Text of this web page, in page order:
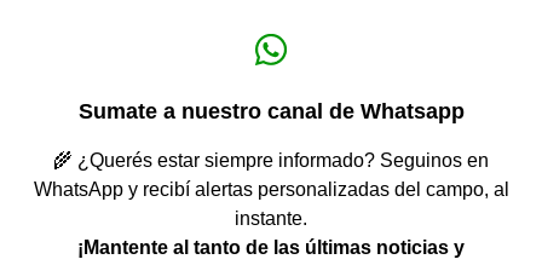
Sumate a nuestro canal de Whatsapp
🌾 ¿Querés estar siempre informado? Seguinos en
WhatsApp y recibí alertas personalizadas del campo, al
instante.
¡Mantente al tanto de las últimas noticias y